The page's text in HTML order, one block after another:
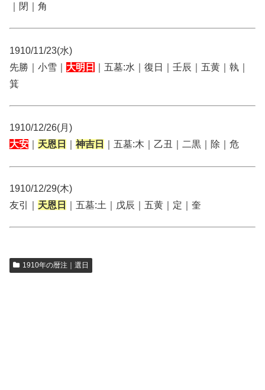
｜閉｜角
1910/11/23(水)
先勝｜小雪｜ 大明日
｜五墓:水｜復日｜壬辰｜五黄｜執｜
箕
1910/12/26(月)
大安
天恩日 神吉日 ｜五墓:木｜乙丑｜二黒｜除｜危
1910/12/29(木)
友引｜ 天恩日 ｜五墓:土｜戊辰｜五黄｜定｜奎
1910年の暦注｜選日